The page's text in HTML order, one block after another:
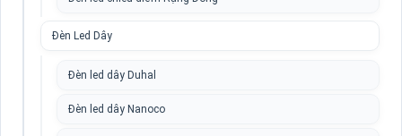
Đèn Led Dây
Đèn led dây Duhal
Đèn led dây Nanoco